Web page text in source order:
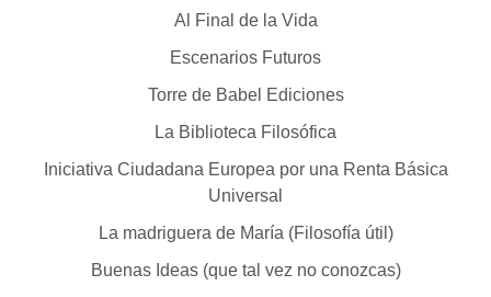
Al Final de la Vida
Escenarios Futuros
Torre de Babel Ediciones
La Biblioteca Filosófica
Iniciativa Ciudadana Europea por una Renta Básica
Universal
La madriguera de María (Filosofía útil)
Buenas Ideas (que tal vez no conozcas)